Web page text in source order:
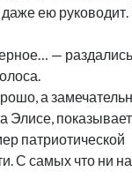
даже ею
— раздались
а
Элисе,
патриотической
С самых что ни